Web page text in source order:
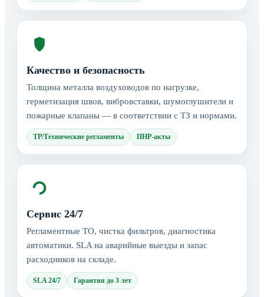
Качество и безопасность
Толщина металла воздуховодов по нагрузке,
герметизация швов, вибровставки, шумоглушители и
пожарные клапаны — в соответствии с ТЗ и нормами.
ТР/Технические регламенты ПНР-акты
Сервис 24/7
Регламентные ТО, чистка фильтров, диагностика
автоматики. SLA на аварийные выезды и запас
расходников на складе.
SLA 24/7 Гарантия до 3 лет